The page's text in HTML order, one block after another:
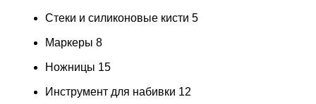
Стеки и силиконовые кисти 5
Маркеры 8
Ножницы 15
Инструмент для набивки 12